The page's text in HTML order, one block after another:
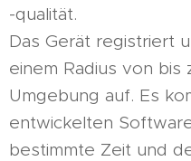
-qualität.
Das Gerät registriert
einem Radius von bis
Umgebung auf. Es
entwickelten
bestimmte Zeit und